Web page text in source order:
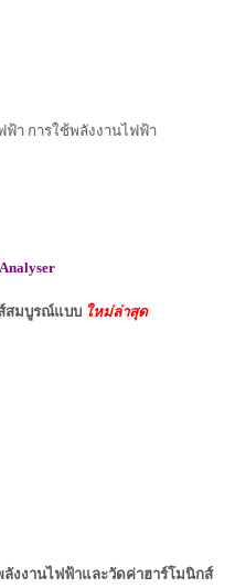
ฟ้า การใช้พลังงานไฟฟ้า
สมบูรณ์แบบ ใหม่ล่าสุด
งงานไฟฟ้าและวัดค่าฮาร์โมนิกส์